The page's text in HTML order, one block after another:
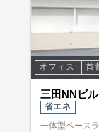
オフィス 首
三田NNビ
省エネ
一体型ベース